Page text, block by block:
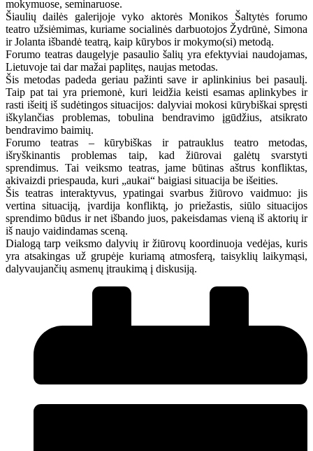
mokymuose, seminaruose.
Šiaulių dailės galerijoje vyko aktorės Monikos Šaltytės forumo
teatro užsiėmimas, kuriame socialinės darbuotojos Žydrūnė, Simona
ir Jolanta išbandė teatrą, kaip kūrybos ir mokymo(si) metodą.
Forumo teatras daugelyje pasaulio šalių yra efektyviai naudojamas,
Lietuvoje tai dar mažai paplitęs, naujas metodas.
Šis metodas padeda geriau pažinti save ir aplinkinius bei pasaulį.
Taip pat tai yra priemonė, kuri leidžia keisti esamas aplinkybes ir
rasti išeitį iš sudėtingos situacijos: dalyviai mokosi kūrybiškai spręsti
iškylančias problemas, tobulina bendravimo įgūdžius, atsikrato
bendravimo baimių.
Forumo teatras – kūrybiškas ir patrauklus teatro metodas,
išryškinantis problemas taip, kad žiūrovai galėtų svarstyti
sprendimus. Tai veiksmo teatras, jame būtinas aštrus konfliktas,
akivaizdi priespauda, kuri „aukai“ baigiasi situacija be išeities.
Šis teatras interaktyvus, ypatingai svarbus žiūrovo vaidmuo: jis
vertina situaciją, įvardija konfliktą, jo priežastis, siūlo situacijos
sprendimo būdus ir net išbando juos, pakeisdamas vieną iš aktorių ir
iš naujo vaidindamas sceną.
Dialogą tarp veiksmo dalyvių ir žiūrovų koordinuoja vedėjas, kuris
yra atsakingas už grupėje kuriamą atmosferą, taisyklių laikymąsi,
dalyvaujančių asmenų įtraukimą į diskusiją.